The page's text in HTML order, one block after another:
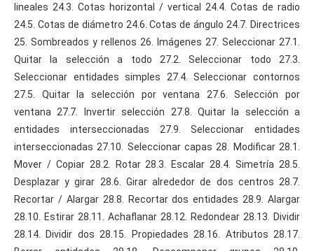
lineales 24.3. Cotas horizontal / vertical 24.4. Cotas de radio
24.5. Cotas de diámetro 24.6. Cotas de ángulo 24.7. Directrices
25. Sombreados y rellenos 26. Imágenes 27. Seleccionar 27.1.
Quitar la selección a todo 27.2. Seleccionar todo 27.3.
Seleccionar entidades simples 27.4. Seleccionar contornos
27.5. Quitar la selección por ventana 27.6. Selección por
ventana 27.7. Invertir selección 27.8. Quitar la selección a
entidades interseccionadas 27.9. Seleccionar entidades
interseccionadas 27.10. Seleccionar capas 28. Modificar 28.1.
Mover / Copiar 28.2. Rotar 28.3. Escalar 28.4. Simetría 28.5.
Desplazar y girar 28.6. Girar alrededor de dos centros 28.7.
Recortar / Alargar 28.8. Recortar dos entidades 28.9. Alargar
28.10. Estirar 28.11. Achaflanar 28.12. Redondear 28.13. Dividir
28.14. Dividir dos 28.15. Propiedades 28.16. Atributos 28.17.